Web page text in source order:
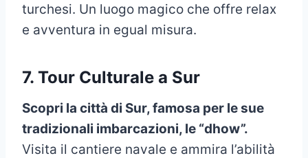
turchesi. Un luogo magico che offre relax
e avventura in egual misura.
7. Tour Culturale a Sur
Scopri la città di Sur, famosa per le sue
tradizionali imbarcazioni, le “dhow”.
Visita il cantiere navale e ammira l’abilità